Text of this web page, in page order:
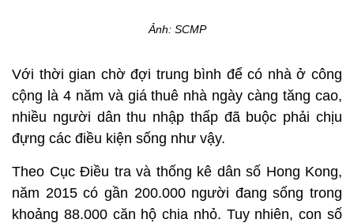
Ảnh: SCMP
Với thời gian chờ đợi trung bình để có nhà ở công
cộng là 4 năm và giá thuê nhà ngày càng tăng cao,
nhiều người dân thu nhập thấp đã buộc phải chịu
đựng các điều kiện sống như vậy.
Theo Cục Điều tra và thống kê dân số Hong Kong,
năm 2015 có gần 200.000 người đang sống trong
khoảng 88.000 căn hộ chia nhỏ. Tuy nhiên, con số